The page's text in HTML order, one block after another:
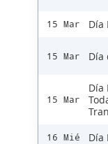
15 Mar Día
15 Mar Día
15 Mar
Día
16 Mié Día